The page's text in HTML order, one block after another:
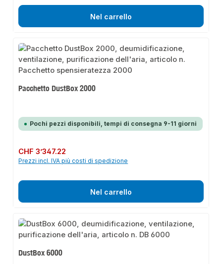
Nel carrello
Pacchetto DustBox 2000
Pochi pezzi disponibili, tempi di consegna 9-11 giorni
Prezzo normale:
CHF 3’347.22
Prezzi incl. IVA più costi di spedizione
Nel carrello
DustBox 6000